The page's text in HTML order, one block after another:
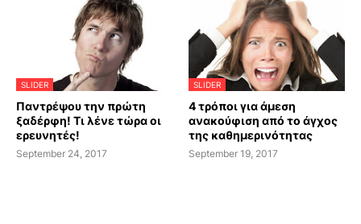
SLIDER
Παντρέψου την πρώτη
ξαδέρφη! Τι λένε τώρα οι
ερευνητές!
September 24, 2017
SLIDER
4 τρόποι για άμεση
ανακούφιση από το άγχος
της καθημερινότητας
September 19, 2017